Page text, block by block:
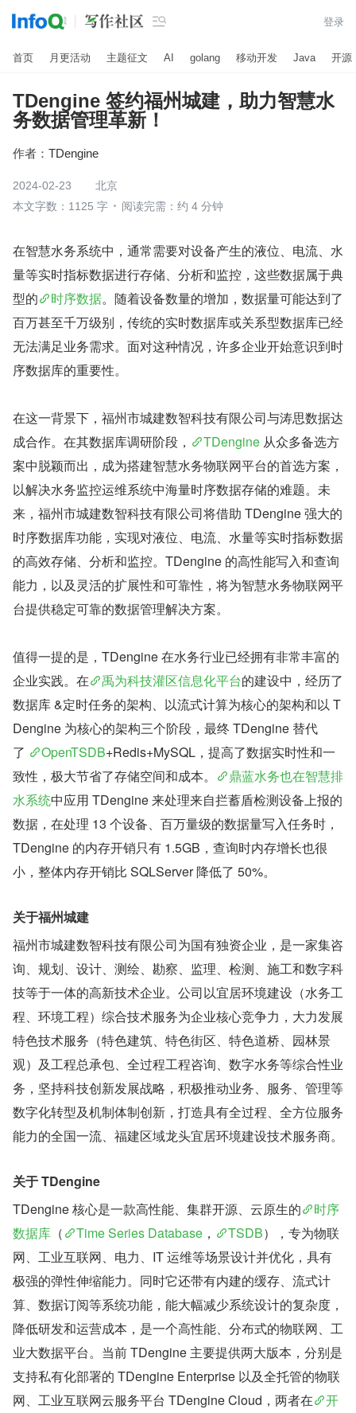
 登录
首页 月更活动 主题征文 AI golang 移动开发 Java 开源
TDengine 签约福州城建，助力智慧水
务数据管理革新！
作者： TDengine
2024-02-23
北京
本文字数：1125 字
阅读完需：约 4 分钟
在智慧水务系统中，通常需要对设备产生的液位、电流、水
量等实时指标数据进行存储、分析和监控，这些数据属于典
型的
时序数据。随着设备数量的增加，数据量可能达到了
百万甚至千万级别，传统的实时数据库或关系型数据库已经
无法满足业务需求。面对这种情况，许多企业开始意识到时
序数据库的重要性。
在这一背景下，福州市城建数智科技有限公司与涛思数据达
成合作。在其数据库调研阶段，
TDengine 从众多备选方
案中脱颖而出，成为搭建智慧水务物联网平台的首选方案，
以解决水务监控运维系统中海量时序数据存储的难题。未
来，福州市城建数智科技有限公司将借助 TDengine 强大的
时序数据库功能，实现对液位、电流、水量等实时指标数据
的高效存储、分析和监控。TDengine 的高性能写入和查询
能力，以及灵活的扩展性和可靠性，将为智慧水务物联网平
台提供稳定可靠的数据管理解决方案。
值得一提的是，TDengine 在水务行业已经拥有非常丰富的
企业实践。在
禹为科技灌区信息化平台的建设中，经历了
数据库 &定时任务的架构、以流式计算为核心的架构和以 T
Dengine 为核心的架构三个阶段，最终 TDengine 替代
了
OpenTSDB+Redis+MySQL，提高了数据实时性和一
致性，极大节省了存储空间和成本。
鼎蓝水务也在智慧排
水系统中应用 TDengine 来处理来自拦蓄盾检测设备上报的
数据，在处理 13 个设备、百万量级的数据量写入任务时，
TDengine 的内存开销只有 1.5GB，查询时内存增长也很
小，整体内存开销比 SQLServer 降低了 50%。
关于福州城建
福州市城建数智科技有限公司为国有独资企业，是一家集咨
询、规划、设计、测绘、勘察、监理、检测、施工和数字科
技等于一体的高新技术企业。公司以宜居环境建设（水务工
程、环境工程）综合技术服务为企业核心竞争力，大力发展
特色技术服务（特色建筑、特色街区、特色道桥、园林景
观）及工程总承包、全过程工程咨询、数字水务等综合性业
务，坚持科技创新发展战略，积极推动业务、服务、管理等
数字化转型及机制体制创新，打造具有全过程、全方位服务
能力的全国一流、福建区域龙头宜居环境建设技术服务商。
关于 TDengine
TDengine 核心是一款高性能、集群开源、云原生的
时序
数据库 （ Time Series Database ， TSDB），专为物联
网、工业互联网、电力、IT 运维等场景设计并优化，具有
极强的弹性伸缩能力。同时它还带有内建的缓存、流式计
算、数据订阅等系统功能，能大幅减少系统设计的复杂度，
降低研发和运营成本，是一个高性能、分布式的物联网、工
业大数据平台。当前 TDengine 主要提供两大版本，分别是
支持私有化部署的 TDengine Enterprise 以及全托管的物联
网、工业互联网云服务平台 TDengine Cloud，两者在
开